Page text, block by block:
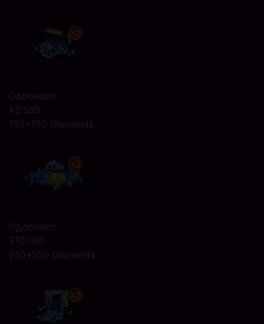
Одооноос
₮3'589
150+150 Diamonds
Одооноос
₮10'766
250+250 Diamonds